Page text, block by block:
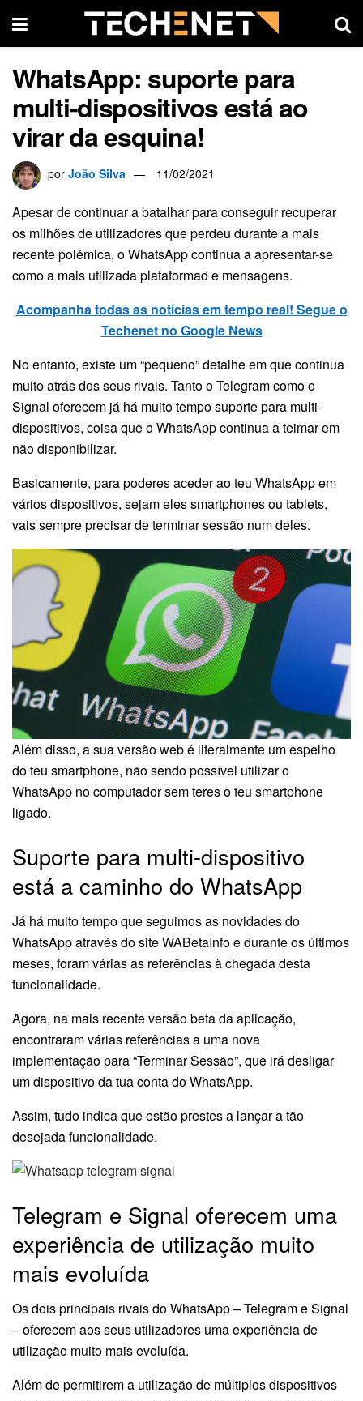
WhatsApp: suporte para
multi-dispositivos está ao
virar da esquina!
por João Silva 11/02/2021
Apesar de continuar a batalhar para conseguir recuperar
os milhões de utilizadores que perdeu durante a mais
recente polémica, o WhatsApp continua a apresentar-se
como a mais utilizada plataformad e mensagens.
Acompanha todas as notícias em tempo real! Segue o
Techenet no Google News
No entanto, existe um “pequeno” detalhe em que continua
muito atrás dos seus rivais. Tanto o Telegram como o
Signal oferecem já há muito tempo suporte para multi-
dispositivos, coisa que o WhatsApp continua a teimar em
não disponibilizar.
Basicamente, para poderes aceder ao teu WhatsApp em
vários dispositivos, sejam eles smartphones ou tablets,
vais sempre precisar de terminar sessão num deles.
Além disso, a sua versão web é literalmente um espelho
do teu smartphone, não sendo possível utilizar o
WhatsApp no computador sem teres o teu smartphone
ligado.
Suporte para multi-dispositivo
está a caminho do WhatsApp
Já há muito tempo que seguimos as novidades do
WhatsApp através do site WABetaInfo e durante os últimos
meses, foram várias as referências à chegada desta
funcionalidade.
Agora, na mais recente versão beta da aplicação,
encontraram várias referências a uma nova
implementação para “Terminar Sessão”, que irá desligar
um dispositivo da tua conta do WhatsApp.
Assim, tudo indica que estão prestes a lançar a tão
desejada funcionalidade.
Telegram e Signal oferecem uma
experiência de utilização muito
mais evoluída
Os dois principais rivais do WhatsApp – Telegram e Signal
– oferecem aos seus utilizadores uma experiência de
utilização muito mais evoluída.
Além de permitirem a utilização de múltiplos dispositivos